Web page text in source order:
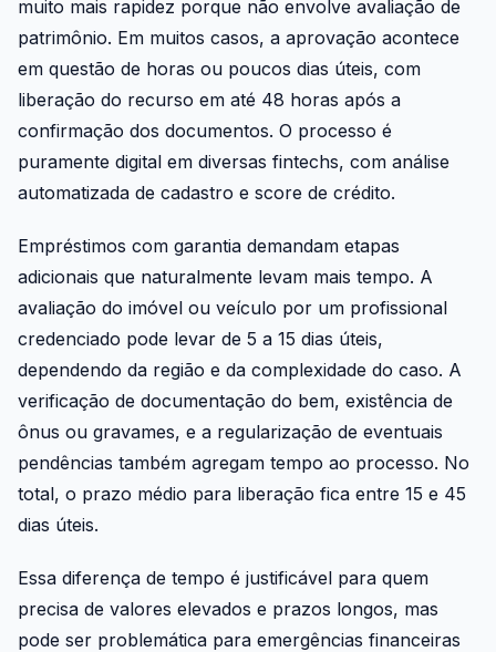
muito mais rapidez porque não envolve avaliação de
patrimônio. Em muitos casos, a aprovação acontece
em questão de horas ou poucos dias úteis, com
liberação do recurso em até 48 horas após a
confirmação dos documentos. O processo é
puramente digital em diversas fintechs, com análise
automatizada de cadastro e score de crédito.
Empréstimos com garantia demandam etapas
adicionais que naturalmente levam mais tempo. A
avaliação do imóvel ou veículo por um profissional
credenciado pode levar de 5 a 15 dias úteis,
dependendo da região e da complexidade do caso. A
verificação de documentação do bem, existência de
ônus ou gravames, e a regularização de eventuais
pendências também agregam tempo ao processo. No
total, o prazo médio para liberação fica entre 15 e 45
dias úteis.
Essa diferença de tempo é justificável para quem
precisa de valores elevados e prazos longos, mas
pode ser problemática para emergências financeiras